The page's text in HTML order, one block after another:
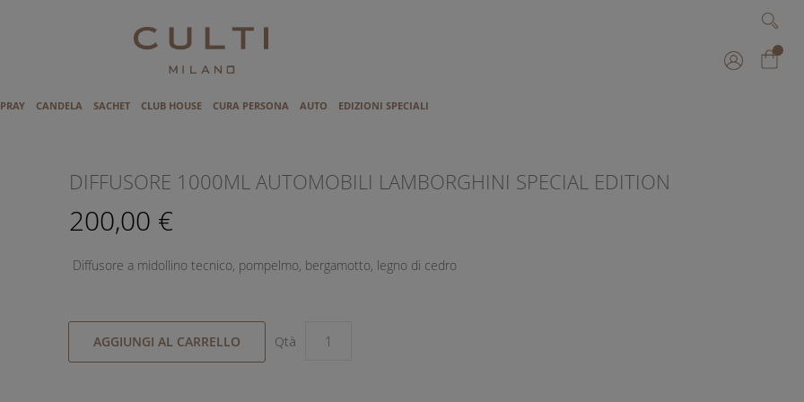
CANDELA SACHET CLUB HOUSE CURA PERSONA AUTO EDIZIONI SPECIALI
Cerca
DIFFUSORE 1000ML AUTOMOBILI LAMBORGHINI SPECIAL EDITION
200,00 €
Diffusore a midollino tecnico, pompelmo, bergamotto, legno di cedro
AGGIUNGI AL CARRELLO Qtà